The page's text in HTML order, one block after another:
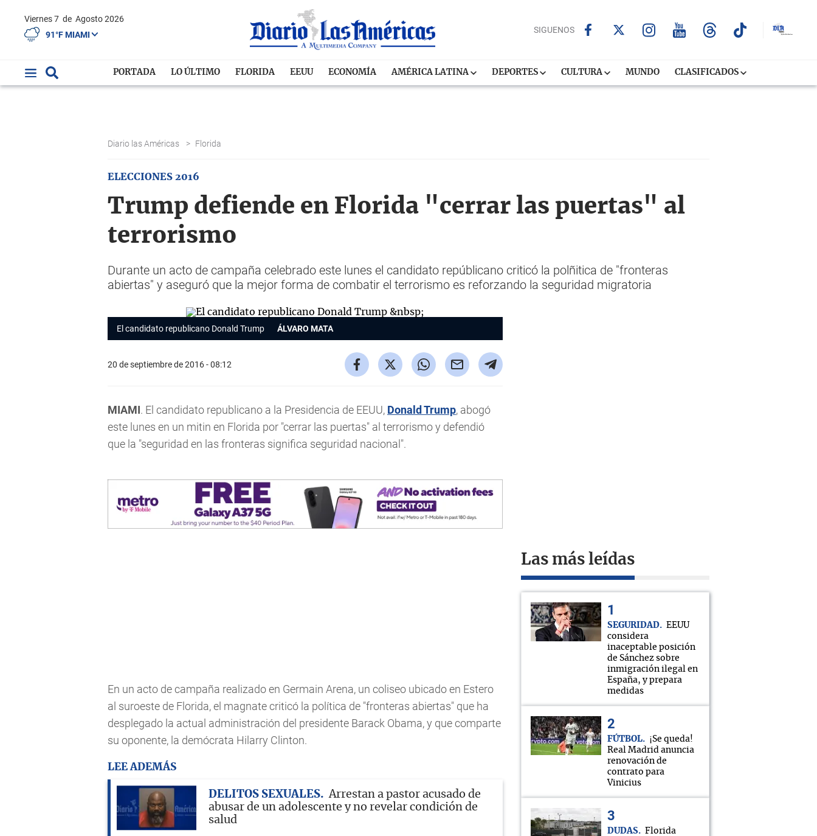
Viernes 7 de Agosto 2026
91°F MIAMI
SIGUENOS
PORTADA LO ÚLTIMO FLORIDA EEUU ECONOMÍA AMÉRICA LATINA DEPORTES CULTURA MUNDO CLASIFICADOS
Diario las Américas > Florida
ELECCIONES 2016
Trump defiende en Florida "cerrar las puertas" al
terrorismo
Durante un acto de campaña celebrado este lunes el candidato repúblicano criticó la polñitica de "fronteras
abiertas" y aseguró que la mejor forma de combatir el terrorismo es reforzando la seguridad migratoria
El candidato republicano Donald Trump ÁLVARO MATA
20 de septiembre de 2016 - 08:12
MIAMI. El candidato republicano a la Presidencia de EEUU, Donald Trump, abogó
este lunes en un mitin en Florida por "cerrar las puertas" al terrorismo y defendió
que la "seguridad en las fronteras significa seguridad nacional".
En un acto de campaña realizado en Germain Arena, un coliseo ubicado en Estero
al suroeste de Florida, el magnate criticó la política de "fronteras abiertas" que ha
desplegado la actual administración del presidente Barack Obama, y que comparte
su oponente, la demócrata Hilarry Clinton.
LEE ADEMÁS
DELITOS SEXUALES
Arrestan a pastor acusado de
abusar de un adolescente y no revelar condición de
salud
Las más leídas
SEGURIDAD
EEUU
considera
inaceptable posición
de Sánchez sobre
inmigración ilegal en
España, y prepara
medidas
FÚTBOL
¡Se queda!
Real Madrid anuncia
renovación de
contrato para
Vinicius
DUDAS
Florida